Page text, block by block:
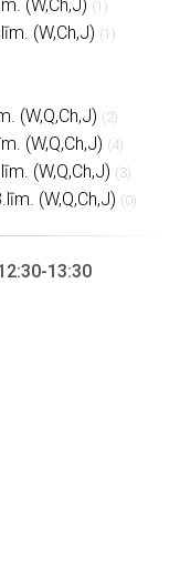
(W,Ch,J) (1)
(W,Ch,J) (1)
(W,Q,Ch,J) (2)
(W,Q,Ch,J) (4)
(W,Q,Ch,J) (3)
(W,Q,Ch,J) (0)
13:30